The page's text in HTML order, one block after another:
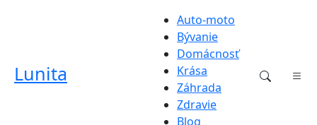
Lunita
Auto-moto
Bývanie
Domácnosť
Krása
Záhrada
Zdravie
Blog